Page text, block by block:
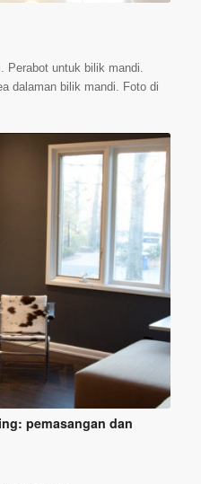
Perabot untuk bilik mandi.
dalaman bilik mandi. Foto di
pemasangan dan